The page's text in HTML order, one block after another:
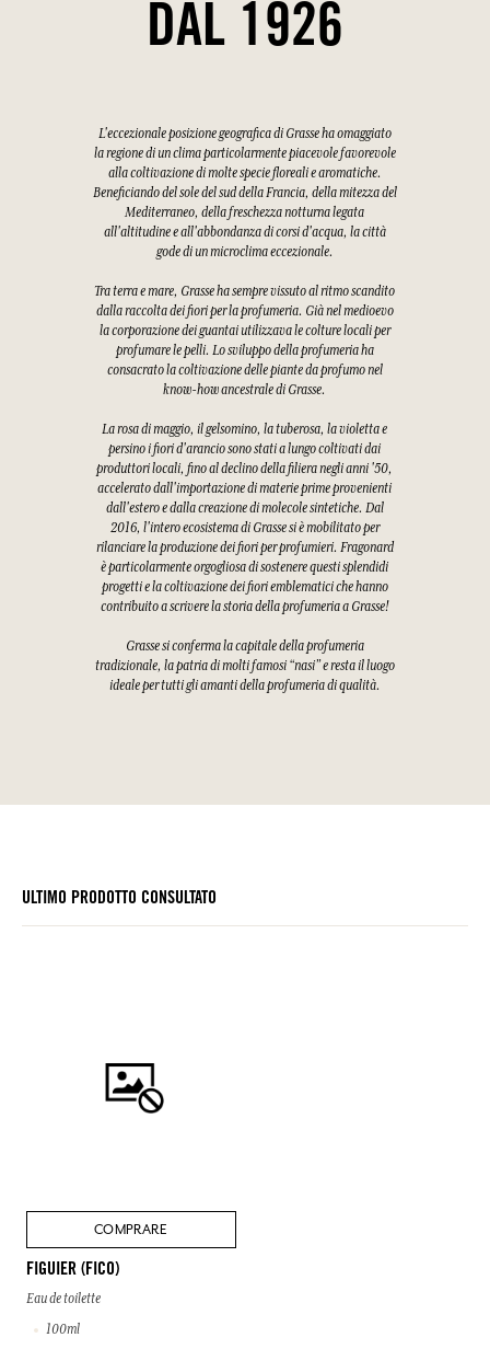
DAL 1926
L'eccezionale posizione geografica di Grasse ha omaggiato
la regione di un clima particolarmente piacevole favorevole
alla coltivazione di molte specie floreali e aromatiche.
Beneficiando del sole del sud della Francia, della mitezza del
Mediterraneo, della freschezza notturna legata
all'altitudine e all'abbondanza di corsi d'acqua, la città
gode di un microclima eccezionale.
Tra terra e mare, Grasse ha sempre vissuto al ritmo scandito
dalla raccolta dei fiori per la profumeria. Già nel medioevo
la corporazione dei guantai utilizzava le colture locali per
profumare le pelli. Lo sviluppo della profumeria ha
consacrato la coltivazione delle piante da profumo nel
know-how ancestrale di Grasse.
La rosa di maggio, il gelsomino, la tuberosa, la violetta e
persino i fiori d'arancio sono stati a lungo coltivati dai
produttori locali, fino al declino della filiera negli anni '50,
accelerato dall'importazione di materie prime provenienti
dall'estero e dalla creazione di molecole sintetiche. Dal
2016, l'intero ecosistema di Grasse si è mobilitato per
rilanciare la produzione dei fiori per profumieri. Fragonard
è particolarmente orgogliosa di sostenere questi splendidi
progetti e la coltivazione dei fiori emblematici che hanno
contribuito a scrivere la storia della profumeria a Grasse!
Grasse si conferma la capitale della profumeria
tradizionale, la patria di molti famosi “nasi” e resta il luogo
ideale per tutti gli amanti della profumeria di qualità.
ULTIMO PRODOTTO CONSULTATO
COMPRARE
FIGUIER (FICO)
Eau de toilette
100ml